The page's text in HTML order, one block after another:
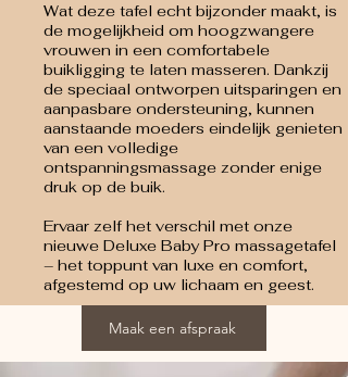
Wat deze tafel echt bijzonder maakt, is
de mogelijkheid om hoogzwangere
vrouwen in een comfortabele
buikligging te laten masseren. Dankzij
de speciaal ontworpen uitsparingen en
aanpasbare ondersteuning, kunnen
aanstaande moeders eindelijk genieten
van een volledige
ontspanningsmassage zonder enige
druk op de buik.
Ervaar zelf het verschil met onze
nieuwe Deluxe Baby Pro massagetafel
– het toppunt van luxe en comfort,
afgestemd op uw lichaam en geest.
Maak een afspraak